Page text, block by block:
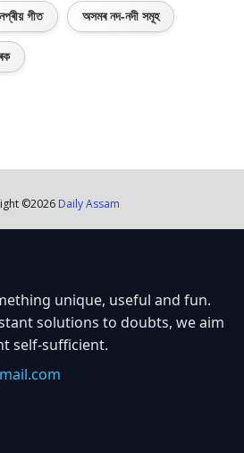
গীত অসমৰ নদ-নদী সমূহ
©2026 Daily Assam
unique, useful and fun.
solutions to doubts, we aim
self-sufficient.